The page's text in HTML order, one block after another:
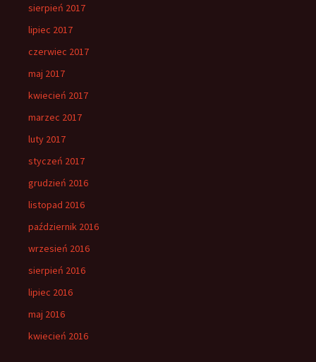
sierpień 2017
lipiec 2017
czerwiec 2017
maj 2017
kwiecień 2017
marzec 2017
luty 2017
styczeń 2017
grudzień 2016
listopad 2016
październik 2016
wrzesień 2016
sierpień 2016
lipiec 2016
maj 2016
kwiecień 2016